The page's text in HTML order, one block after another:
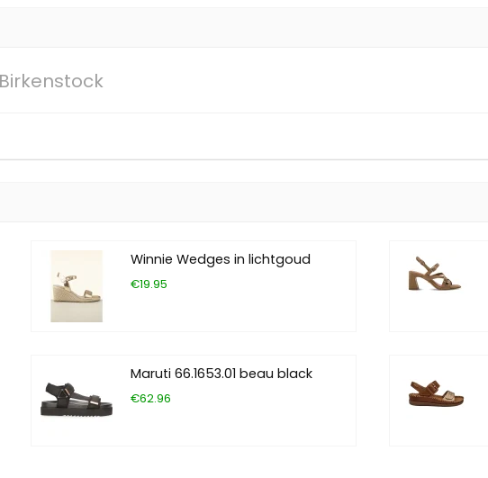
Winnie Wedges in lichtgoud
€19.95
Maruti 66.1653.01 beau black
€62.96